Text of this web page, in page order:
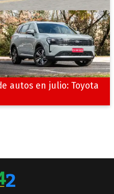
autos en julio: Toyota